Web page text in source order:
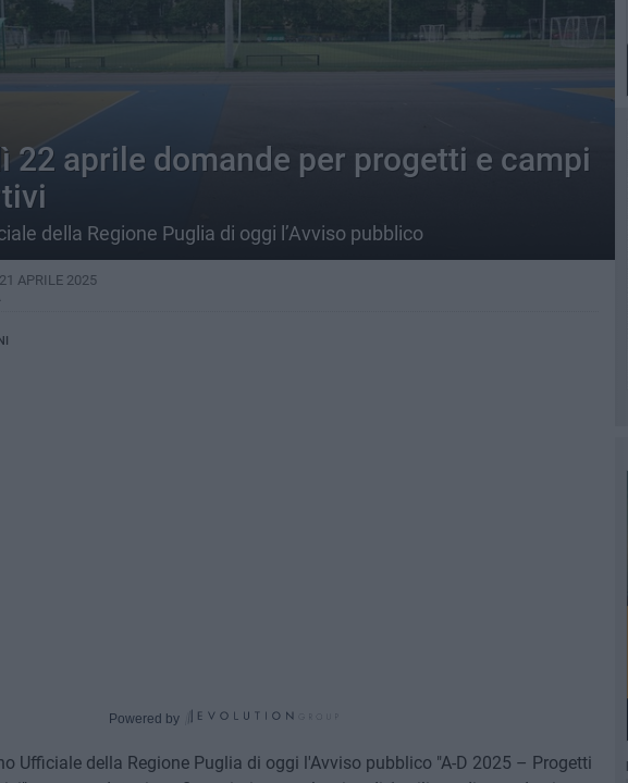
22 aprile domande per progetti e campi
della Regione Puglia di oggi l’Avviso pubblico
APRILE 2025
Powered by
Ufficiale della Regione Puglia di oggi l'Avviso pubblico "A-D 2025 – Progetti